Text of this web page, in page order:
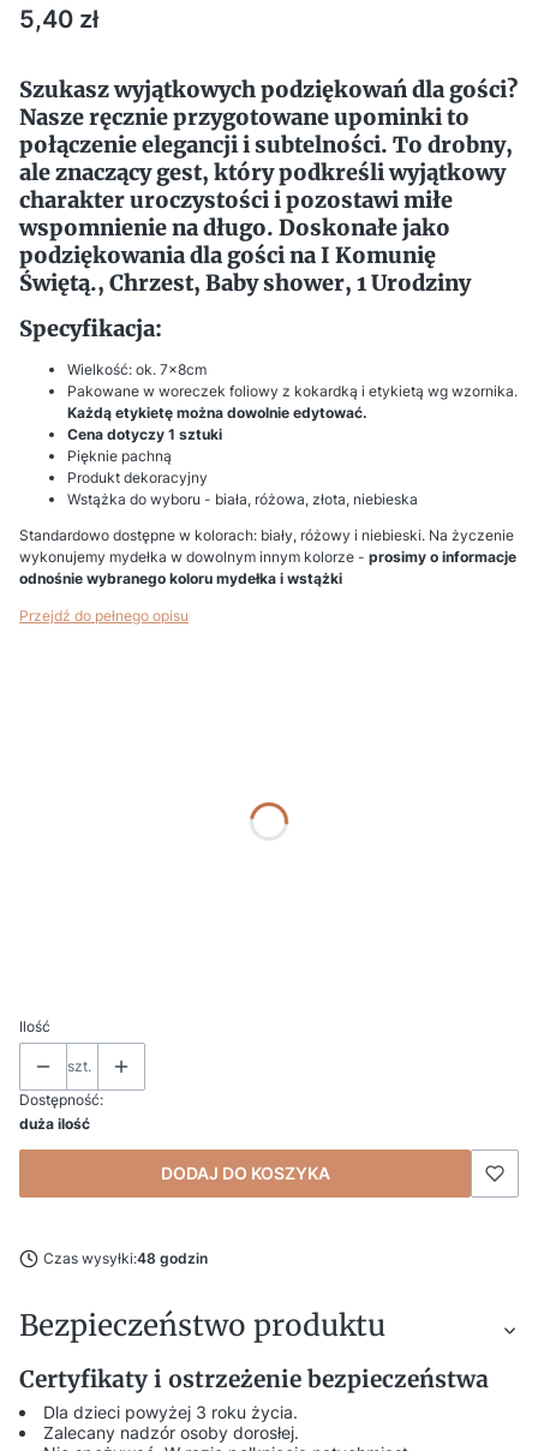
Cena
5,40 zł
Szukasz wyjątkowych podziękowań dla gości?
Nasze ręcznie przygotowane upominki to
połączenie elegancji i subtelności. To drobny,
ale znaczący gest, który podkreśli wyjątkowy
charakter uroczystości i pozostawi miłe
wspomnienie na długo. Doskonałe jako
podziękowania dla gości na I Komunię
Świętą., Chrzest, Baby shower, 1 Urodziny
Specyfikacja:
Wielkość: ok. 7x8cm
Pakowane w woreczek foliowy z kokardką i etykietą wg wzornika.
Każdą etykietę można dowolnie edytować.
Cena dotyczy 1 sztuki
Pięknie pachną
Produkt dekoracyjny
Wstążka do wyboru - biała, różowa, złota, niebieska
Standardowo dostępne w kolorach: biały, różowy i niebieski. Na życzenie
wykonujemy mydełka w dowolnym innym kolorze - prosimy o informacje
odnośnie wybranego koloru mydełka i wstążki
Przejdź do pełnego opisu
Nr etykiety (gdy bez etykiety wpisz "BRAK")
Ilość
szt.
Dostępność:
duża ilość
DODAJ DO KOSZYKA
Czas wysyłki:48 godzin
Bezpieczeństwo produktu
Certyfikaty i ostrzeżenie bezpieczeństwa
Dla dzieci powyżej 3 roku życia.
Zalecany nadzór osoby dorosłej.